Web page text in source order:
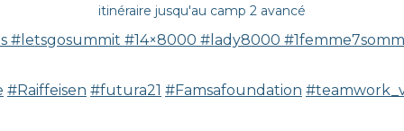
itinéraire jusqu'au camp 2 avancé
#letsgosummit #14×8000 #lady8000
#Raiffeisen #futura21 #Famsafoundation